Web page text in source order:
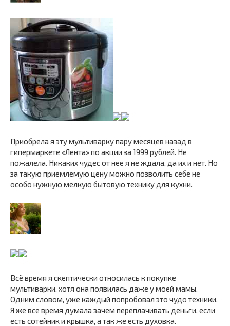
Приобрела я эту мультиварку пару месяцев назад в
гипермаркете «Лента» по акции за 1999 рублей. Не
пожалела. Никаких чудес от нее я не ждала, да их и нет. Но
за такую приемлемую цену можно позволить себе не
особо нужную мелкую бытовую технику для кухни.
Всё время я скептически относилась к покупке
мультиварки, хотя она появилась даже у моей мамы.
Одним словом, уже каждый попробовал это чудо техники.
Я же все время думала зачем переплачивать деньги, если
есть сотейник и крышка, а так же есть духовка.